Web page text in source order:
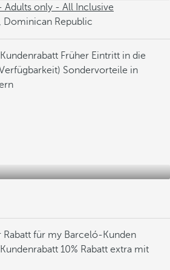
Adults only - All Inclusive
Dominican Republic
Früher Eintritt in die
Sondervorteile in
Rabatt für my Barceló-Kunden
10% Rabatt extra mit